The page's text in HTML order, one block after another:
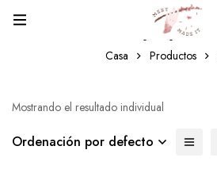
junji ito
Casa Productos
Mostrando el resultado individual
Ordenación por defecto